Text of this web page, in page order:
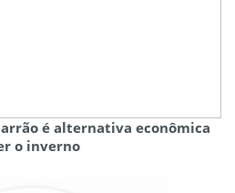
é alternativa econômica
o inverno